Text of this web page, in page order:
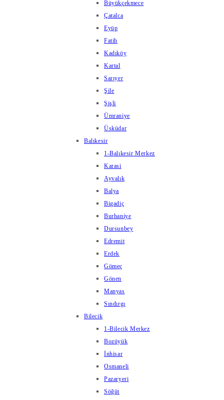
Büyükçekmece
Çatalca
Eyüp
Fatih
Kadıköy
Kartal
Sarıyer
Şile
Şişli
Ümraniye
Üsküdar
Balıkesir
1-Balıkesir Merkez
Karasi
Ayvalık
Balya
Bigadiç
Burhaniye
Dursunbey
Edremit
Erdek
Gömeç
Gönen
Manyas
Sındırgı
Bilecik
1-Bilecik Merkez
Bozüyük
İnhisar
Osmaneli
Pazaryeri
Söğüt